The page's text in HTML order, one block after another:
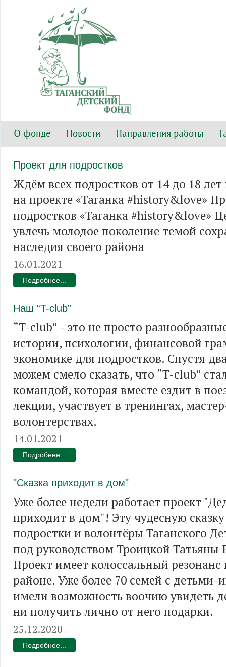
О фонде Новости Направления работы
Проект для подростков
Ждём всех подростков от 14 до 18 лет
на проекте «Таганка #history&love»
подростков «Таганка #history&love»
увлечь молодое поколение темой
наследия своего района
16.01.2021
Подробнее...
Наш “T-club”
“T-club” - это не просто
истории, психологии, финансовой
экономике для подростков. Спустя
можем смело сказать, что “T-club”
командой, которая вместе ездит в
лекции, участвует в тренингах,
волонтерствах.
14.01.2021
Подробнее...
"Сказка приходит в дом"
Уже более недели работает проект
приходит в дом"! Эту чудесную
подростки и волонтёры Таганского
под руководством Троицкой Татьяны
Проект имеет колоссальный
районе. Уже более 70 семей с
имели возможность воочию увидеть
ни получить лично от него подарки.
25.12.2020
Подробнее...